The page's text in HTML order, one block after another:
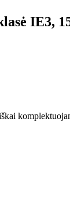
IE3,